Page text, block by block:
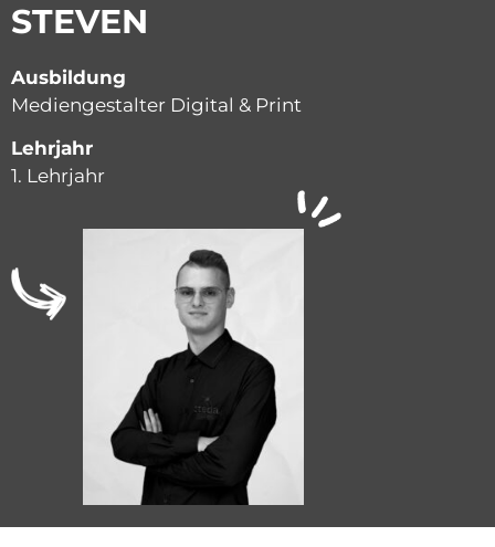
STEVEN
Ausbildung
Mediengestalter Digital & Print
Lehrjahr
1. Lehrjahr